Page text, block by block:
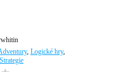
, Logické hry,
Strategie